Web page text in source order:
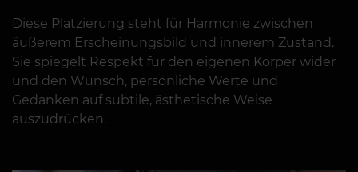
Diese Platzierung steht für Harmonie zwischen
äußerem Erscheinungsbild und innerem Zustand.
Sie spiegelt Respekt für den eigenen Körper wider
und den Wunsch, persönliche Werte und
Gedanken auf subtile, ästhetische Weise
auszudrücken.